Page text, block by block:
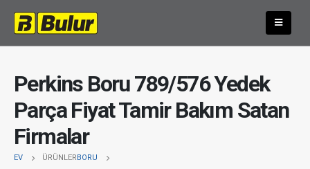
Perkins Boru 789/576 Yedek
Parça Fiyat Tamir Bakım Satan
Firmalar
EV ÜRÜNLERBORU